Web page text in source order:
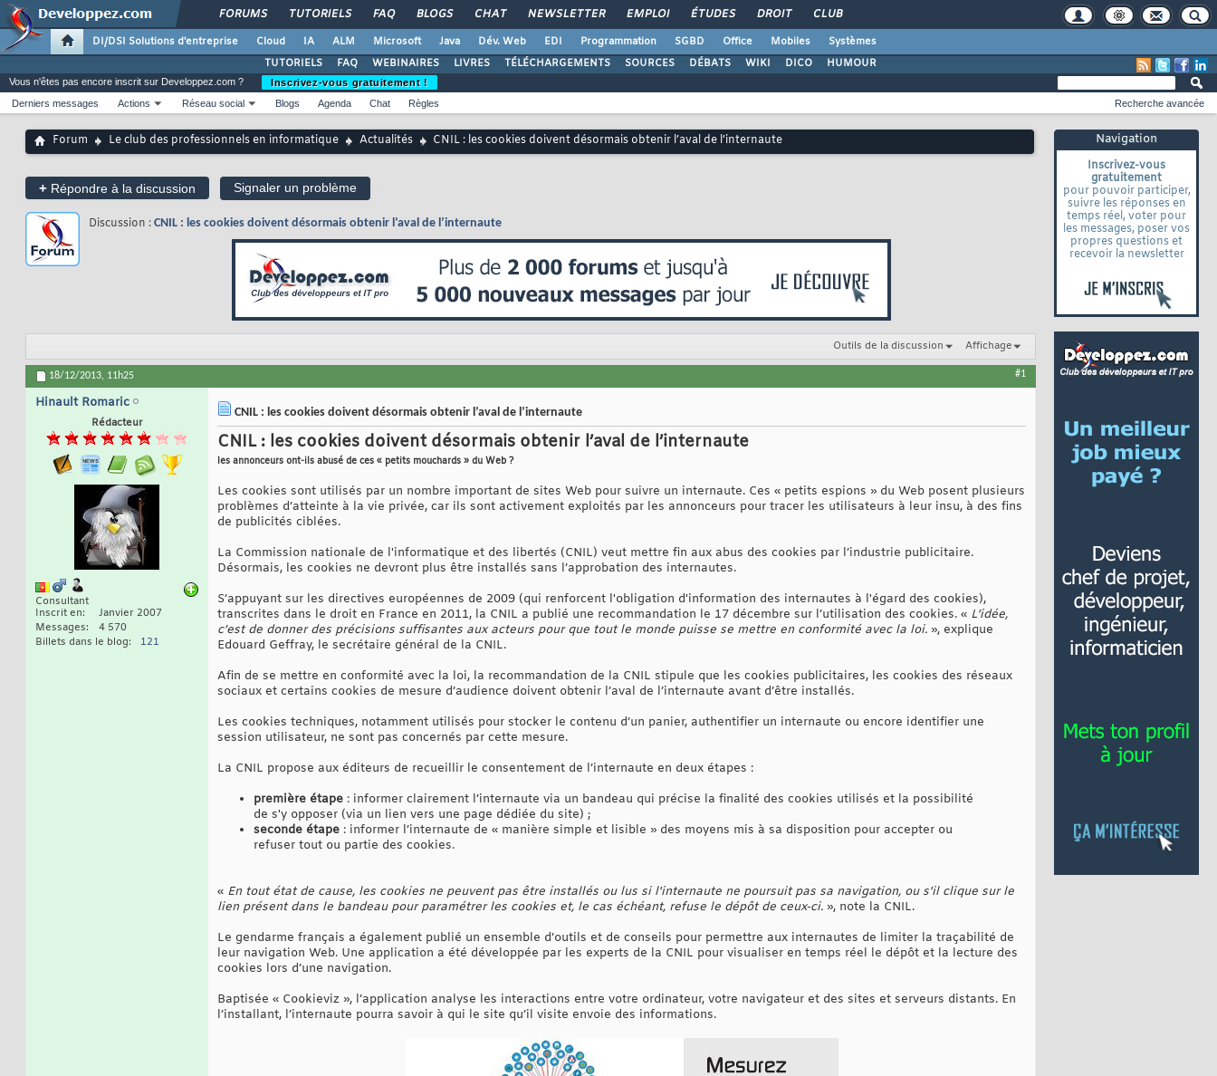
FORUMS TUTORIELS FAQ BLOGS CHAT NEWSLETTER EMPLOI ÉTUDES DROIT CLUB
DI/DSI Solutions d'entreprise Cloud IA ALM Microsoft Java Dév. Web EDI Programmation SGBD Office Mobiles
Systèmes
TUTORIELS
FAQ WEBINAIRES LIVRES TÉLÉCHARGEMENTS SOURCES DÉBATS WIKI DICO HUMOUR
Navigation
Inscrivez-vous
gratuitement
pour pouvoir participer,
suivre les réponses en
temps réel, voter pour
les messages, poser vos
propres questions et
recevoir la newsletter
Vous n'êtes pas encore inscrit sur Developpez.com ?
Inscrivez-vous gratuitement !
Derniers messages
Actions Réseau social Blogs Agenda Chat Règles Recherche avancée
Forum Le club des professionnels en informatique Actualités CNIL : les cookies doivent désormais obtenir l’aval de l’internaute
+ Répondre à la discussion Signaler un problème
Discussion : CNIL : les cookies doivent désormais obtenir l’aval de l’internaute
Outils de la discussion Affichage
18/12/2013, 11h25 #1
Hinault Romaric
Rédacteur
Consultant
Inscrit en
Janvier 2007
Messages
4 570
Billets dans le blog
121
CNIL : les cookies doivent désormais obtenir l’aval de l’internaute
CNIL : les cookies doivent désormais obtenir l’aval de l’internaute
les annonceurs ont-ils abusé de ces « petits mouchards » du Web ?
Les cookies sont utilisés par un nombre important de sites Web pour suivre un internaute. Ces « petits espions » du Web posent plusieurs
problèmes d’atteinte à la vie privée, car ils sont activement exploités par les annonceurs pour tracer les utilisateurs à leur insu, à des fins
de publicités ciblées.
La Commission nationale de l'informatique et des libertés (CNIL) veut mettre fin aux abus des cookies par l’industrie publicitaire.
Désormais, les cookies ne devront plus être installés sans l’approbation des internautes.
S’appuyant sur les directives européennes de 2009 (qui renforcent l'obligation d'information des internautes à l'égard des cookies),
transcrites dans le droit en France en 2011, la CNIL a publié une recommandation le 17 décembre sur l’utilisation des cookies. « L’idée,
c’est de donner des précisions suffisantes aux acteurs pour que tout le monde puisse se mettre en conformité avec la loi. », explique
Edouard Geffray, le secrétaire général de la CNIL.
Afin de se mettre en conformité avec la loi, la recommandation de la CNIL stipule que les cookies publicitaires, les cookies des réseaux
sociaux et certains cookies de mesure d’audience doivent obtenir l’aval de l’internaute avant d’être installés.
Les cookies techniques, notamment utilisés pour stocker le contenu d’un panier, authentifier un internaute ou encore identifier une
session utilisateur, ne sont pas concernés par cette mesure.
La CNIL propose aux éditeurs de recueillir le consentement de l’internaute en deux étapes :
première étape : informer clairement l’internaute via un bandeau qui précise la finalité des cookies utilisés et la possibilité
de s'y opposer (via un lien vers une page dédiée du site) ;
seconde étape : informer l’internaute de « manière simple et lisible » des moyens mis à sa disposition pour accepter ou
refuser tout ou partie des cookies.
« En tout état de cause, les cookies ne peuvent pas être installés ou lus si l'internaute ne poursuit pas sa navigation, ou s'il clique sur le
lien présent dans le bandeau pour paramétrer les cookies et, le cas échéant, refuse le dépôt de ceux-ci. », note la CNIL.
Le gendarme français a également publié un ensemble d’outils et de conseils pour permettre aux internautes de limiter la traçabilité de
leur navigation Web. Une application a été développée par les experts de la CNIL pour visualiser en temps réel le dépôt et la lecture des
cookies lors d’une navigation.
Baptisée « Cookieviz », l’application analyse les interactions entre votre ordinateur, votre navigateur et des sites et serveurs distants. En
l’installant, l’internaute pourra savoir à qui le site qu’il visite envoie des informations.